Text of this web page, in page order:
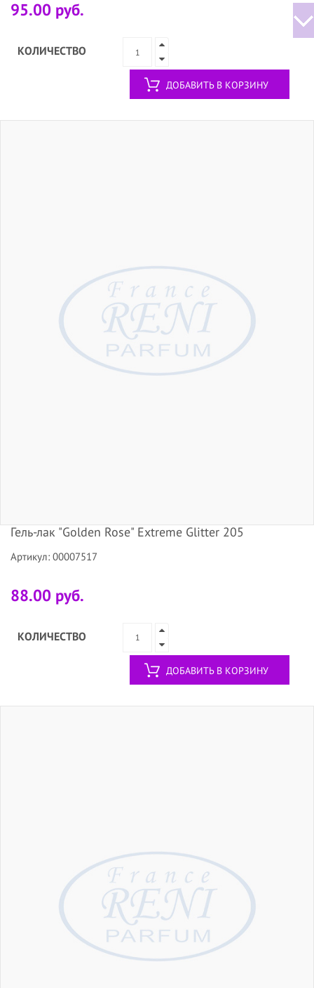
95.00 руб.
КОЛИЧЕСТВО
ДОБАВИТЬ В КОРЗИНУ
Гель-лак "Golden Rose" Extreme Glitter 205
Артикул: 00007517
88.00 руб.
КОЛИЧЕСТВО
ДОБАВИТЬ В КОРЗИНУ